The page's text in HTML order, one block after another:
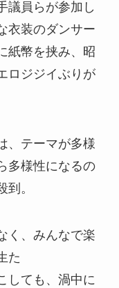
議員らが参加し
衣装のダンサー
紙幣を挟み、昭
ロジジイぶりが
、テーマが多様
多様性になるの
。
く、みんなで楽
た
しても、渦中に